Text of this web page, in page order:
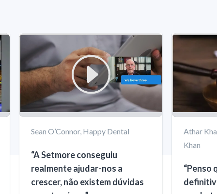
Sean O’Connor, Happy Dental
“A Setmore conseguiu
realmente ajudar-nos a
crescer, não existem dúvidas
Athar
Khan
“Penso